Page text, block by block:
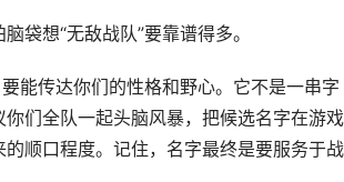
袋想“无敌战队”要靠谱得多。
能传达你们的性格和野心。它不是一串字
们全队一起头脑风暴，把候选名字在游
顺口程度。记住，名字最终是要服务于